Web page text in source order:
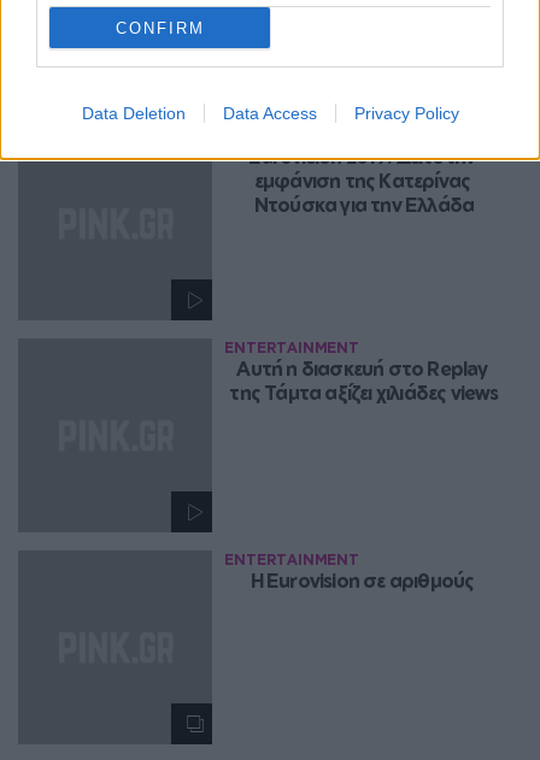
CONFIRM
Data Deletion Data Access Privacy Policy
Eurovision 2019: Δείτε την
εμφάνιση της Κατερίνας
Ντούσκα για την Ελλάδα
ENTERTAINMENT
Αυτή η διασκευή στο Replay
της Τάμτα αξίζει χιλιάδες views
ENTERTAINMENT
H Eurovision σε αριθμούς